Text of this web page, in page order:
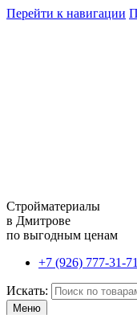
Перейти к навигации
Стройматериалы
в Дмитрове
по выгодным ценам
+7 (926) 777-31-71
Искать:
Меню